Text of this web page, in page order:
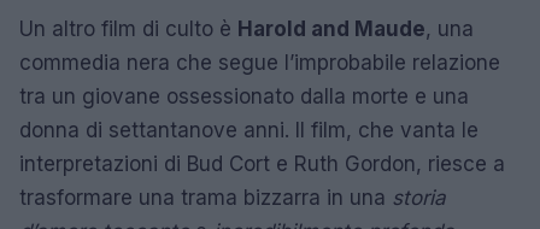
Un altro film di culto è Harold and Maude, una
commedia nera che segue l’improbabile relazione
tra un giovane ossessionato dalla morte e una
donna di settantanove anni. Il film, che vanta le
interpretazioni di Bud Cort e Ruth Gordon, riesce a
trasformare una trama bizzarra in una storia